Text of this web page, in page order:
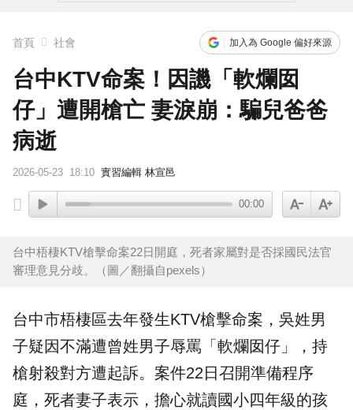
首頁 社會 加入為 Google 偏好來源
台中KTV命案！因譏「軟爛囡
仔」遭開槍亡 妻淚崩：騙兒爸爸
病逝
2026-05-23 18:10 實習編輯 林宣邑
00:00
台中梧棲KTV槍擊命案22日開庭，死者家屬對是否採國民法官
審理意見分歧。（圖／翻攝自pexels）
台中市梧棲區去年發生KTV槍擊命案，吳姓男
子疑因不滿遭曾姓男子辱罵「軟爛囡仔」，持
槍射殺對方遭起訴。案件22日召開準備程序
庭，死者妻子表示，擔心就讀國小四年級的孩